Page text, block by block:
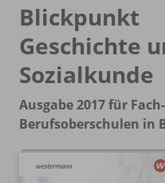
Blickpunkt
Geschichte
Sozialkunde
Ausgabe 2017 für
Berufsoberschulen in